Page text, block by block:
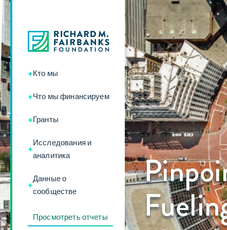
+Кто мы
+Что мы финансируем
+Гранты
+Исследования и
аналитика
+Данные о
сообществе
Просмотреть отчеты